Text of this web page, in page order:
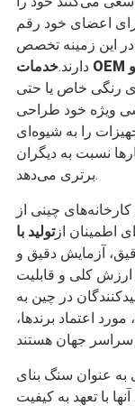
اعضای خود رقم
در این زمینه تخصص
دارند.
رنگی خاص یا حتی
ویژه خود طراحی
را به شیوه‌ای
نسبت به دیگران
برتری می‌دهد.
چینی از
اطمینان ازتولید با
آزمایش دقیق و
ارزش کلی و قابلیت
در چین به
اعتماد برندها،
به عنوان سنگ بنای
با تعهد به کیفیت